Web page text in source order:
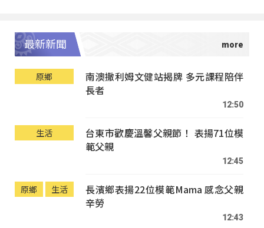
最新新聞
原鄉
南澳撒利姆文健站揭牌 多元課程陪伴
長者
12:50
生活
台東市歡慶溫馨父親節！ 表揚71位模
範父親
12:45
原鄉 生活
長濱鄉表揚22位模範Mama 感念父親
辛勞
12:43